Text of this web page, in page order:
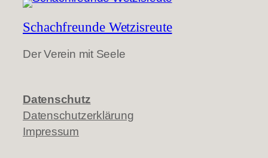
Schachfreunde Wetzisreute
Der Verein mit Seele
Datenschutz
Datenschutzerklärung
Impressum